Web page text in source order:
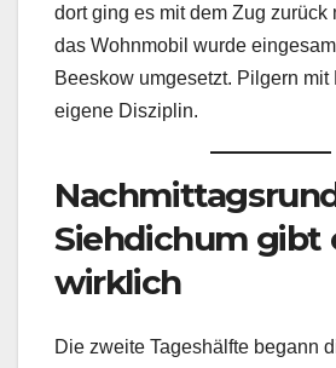
dort ging es mit dem Zug zurück
das Wohnmobil wurde
Beeskow umgesetzt. Pilgern
eigene Disziplin.
Siehdichum gibt
wirklich
Die zweite Tageshälfte begann